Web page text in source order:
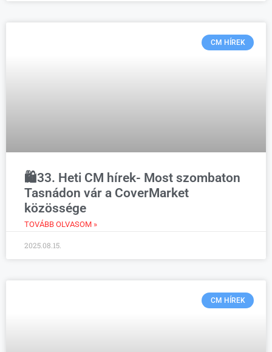
CM HÍREK
🛍️33. Heti CM hírek- Most szombaton
Tasnádon vár a CoverMarket
közössége
TOVÁBB OLVASOM »
2025.08.15.
CM HÍREK